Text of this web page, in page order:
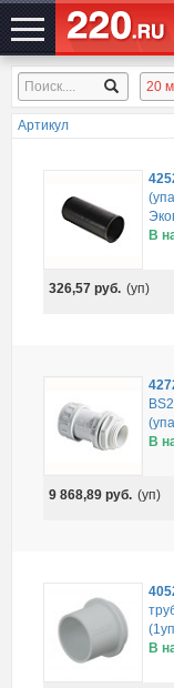
ЭЛЕКТРОСАЙТ№1 20
Артикул
В
326,57 руб. (уп)
В
9 868,89 руб. (уп)
В